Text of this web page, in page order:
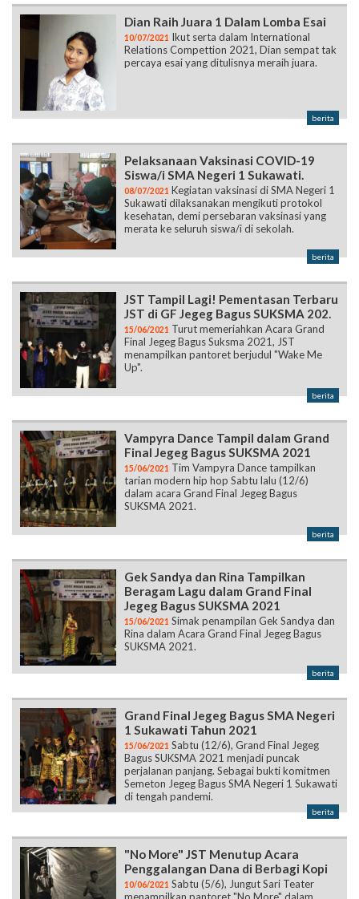
Dian Raih Juara 1 Dalam Lomba Esai
10/07/2021 Ikut serta dalam International
Relations Compettion 2021, Dian sempat tak
percaya esai yang ditulisnya meraih juara.
berita
Pelaksanaan Vaksinasi COVID-19
Siswa/i SMA Negeri 1 Sukawati.
08/07/2021 Kegiatan vaksinasi di SMA Negeri 1
Sukawati dilaksanakan mengikuti protokol
kesehatan, demi persebaran vaksinasi yang
merata ke seluruh siswa/i di sekolah.
berita
JST Tampil Lagi! Pementasan Terbaru
JST di GF Jegeg Bagus SUKSMA 202.
15/06/2021 Turut memeriahkan Acara Grand
Final Jegeg Bagus Suksma 2021, JST
menampilkan pantoret berjudul "Wake Me
Up".
berita
Vampyra Dance Tampil dalam Grand
Final Jegeg Bagus SUKSMA 2021
15/06/2021 Tim Vampyra Dance tampilkan
tarian modern hip hop Sabtu lalu (12/6)
dalam acara Grand Final Jegeg Bagus
SUKSMA 2021.
berita
Gek Sandya dan Rina Tampilkan
Beragam Lagu dalam Grand Final
Jegeg Bagus SUKSMA 2021
15/06/2021 Simak penampilan Gek Sandya dan
Rina dalam Acara Grand Final Jegeg Bagus
SUKSMA 2021.
berita
Grand Final Jegeg Bagus SMA Negeri
1 Sukawati Tahun 2021
15/06/2021 Sabtu (12/6), Grand Final Jegeg
Bagus SUKSMA 2021 menjadi puncak
perjalanan panjang. Sebagai bukti komitmen
Semeton Jegeg Bagus SMA Negeri 1 Sukawati
di tengah pandemi.
berita
"No More" JST Menutup Acara
Penggalangan Dana di Berbagi Kopi
10/06/2021 Sabtu (5/6), Jungut Sari Teater
menampilkan pantoret "No More" dalam